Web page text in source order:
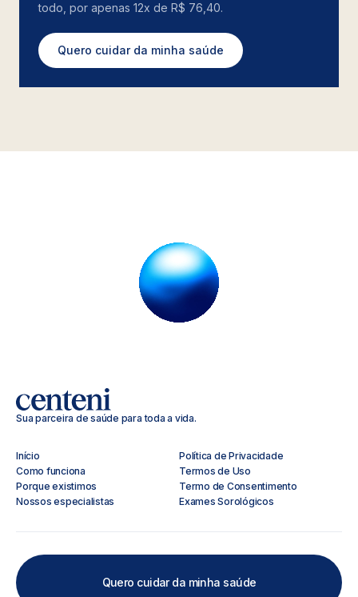
todo, por apenas 12x de R$ 76,40.
Quero cuidar da minha saúde
Sua parceira de saúde para toda a vida.
Início
Como funciona
Porque existimos
Nossos especialistas
Política de Privacidade
Termos de Uso
Termo de Consentimento
Exames Sorológicos
Quero cuidar da minha saúde